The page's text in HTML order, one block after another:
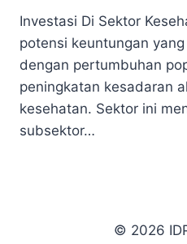
Investasi Di Sektor
potensi keuntungan
dengan pertumbuhan
peningkatan kesadaran
kesehatan. Sektor ini
subsektor…
© 2026